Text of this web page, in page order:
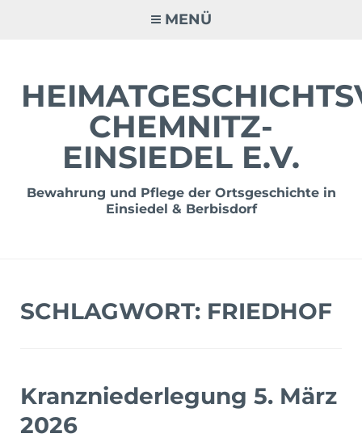
MENÜ
CHEMNITZ-
EINSIEDEL E.V.
Bewahrung und Pflege der Ortsgeschichte in
Einsiedel & Berbisdorf
SCHLAGWORT: FRIEDHOF
Kranzniederlegung 5. März
2026